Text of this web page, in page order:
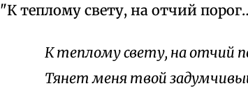
"К теплому свету, на отчий
К теплому свету, на отчий
Тянет меня твой